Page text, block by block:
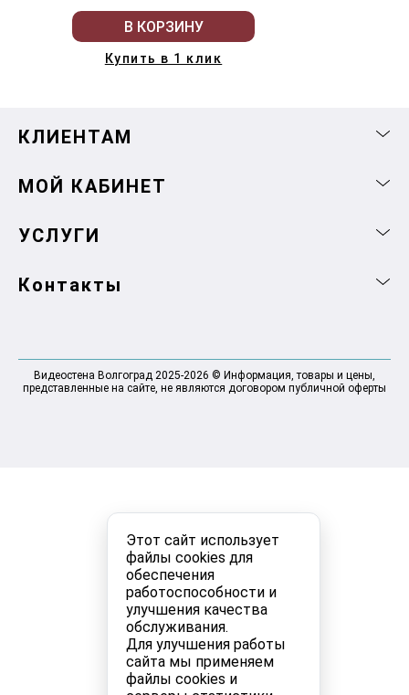
Этот сайт использует
файлы cookies для
обеспечения
работоспособности и
улучшения качества
обслуживания.
Для улучшения работы
сайта мы применяем
файлы cookies и
В КОРЗИНУ
Купить в 1 клик
КЛИЕНТАМ
МОЙ КАБИНЕТ
УСЛУГИ
Контакты
Видеостена Волгоград 2025-2026 © Информация, товары и цены,
представленные на сайте, не являются договором публичной оферты